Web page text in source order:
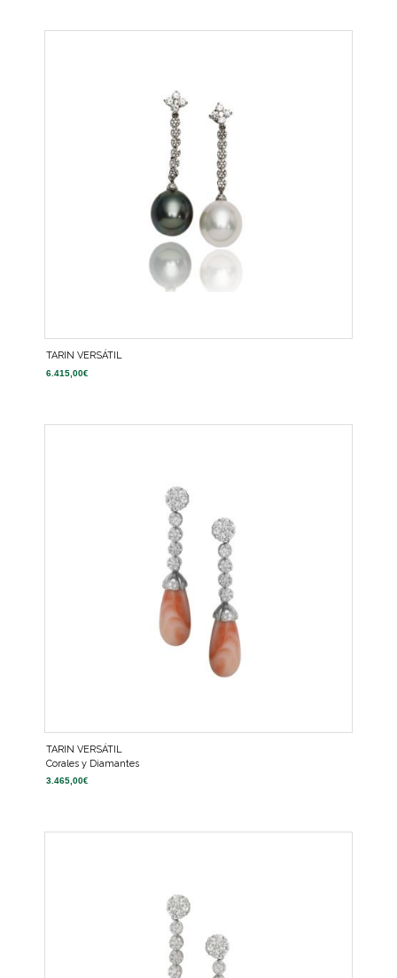
TARIN VERSÁTIL
6.415,00€
TARIN VERSÁTIL
Corales y Diamantes
3.465,00€